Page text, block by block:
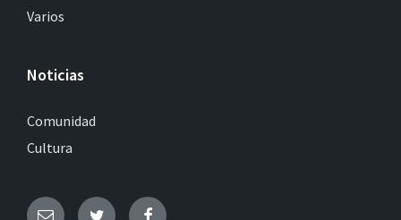
Varios
Noticias
Comunidad
Cultura